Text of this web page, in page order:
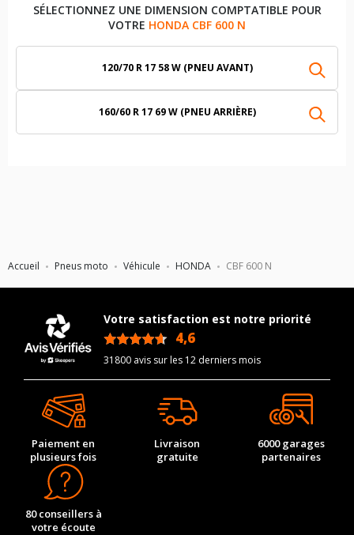
Accueil Pneus moto Véhicule HONDA CBF 600 N
SÉLECTIONNEZ UNE DIMENSION COMPTATIBLE POUR
VOTRE HONDA CBF 600 N
120/70 R 17 58 W (PNEU AVANT)
160/60 R 17 69 W (PNEU ARRIÈRE)
Votre satisfaction est notre priorité
4,6
31800 avis sur les 12 derniers mois
Paiement en
plusieurs fois
Livraison
gratuite
6000 garages
partenaires
80 conseillers à
votre écoute